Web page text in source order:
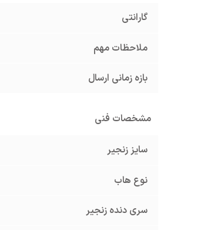
گارانتی
ملاحظات مهم
بازه زمانی ارسال
مشخصات فنی
سایز زنجیر
نوع هاب
سری دنده زنجیر